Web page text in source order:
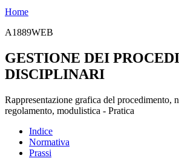
Home
A1889WEB
GESTIONE DEI
DISCIPLINARI
Rappresentazione grafica del procedimento,
regolamento, modulistica - Pratica
Indice
Normativa
Prassi